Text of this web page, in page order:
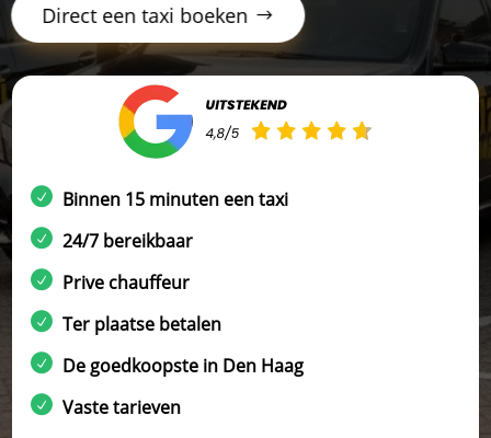
Direct een taxi boeken
Binnen 15 minuten een taxi
24/7 bereikbaar
Prive chauffeur
Ter plaatse betalen
De goedkoopste in Den Haag
Vaste tarieven